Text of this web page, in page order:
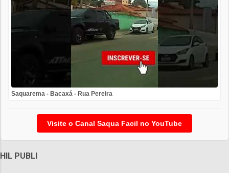
Saquarema - Bacaxá - Rua Pereira
Visite o Canal Saqua Facil no YouTube
HIL PUBLI